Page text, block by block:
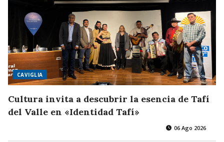
CAVIGLIA
Cultura invita a descubrir la esencia de Tafí
del Valle en «Identidad Tafí»
06 Ago 2026